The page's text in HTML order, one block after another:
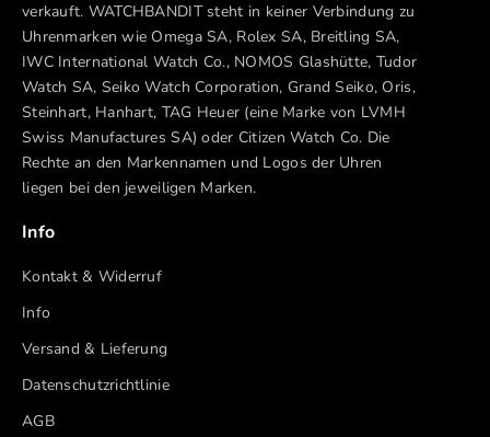
verkauft. WATCHBANDIT steht in keiner Verbindung zu
Uhrenmarken wie Omega SA, Rolex SA, Breitling SA,
IWC International Watch Co., NOMOS Glashütte, Tudor
Watch SA, Seiko Watch Corporation, Grand Seiko, Oris,
Steinhart, Hanhart, TAG Heuer (eine Marke von LVMH
Swiss Manufactures SA) oder Citizen Watch Co. Die
Rechte an den Markennamen und Logos der Uhren
liegen bei den jeweiligen Marken.
Info
Kontakt & Widerruf
Info
Versand & Lieferung
Datenschutzrichtlinie
AGB